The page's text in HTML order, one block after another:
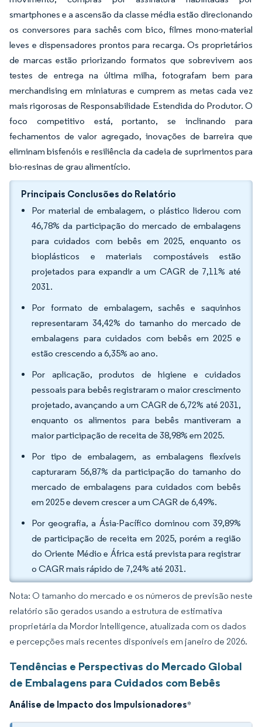
smartphones e a ascensão da classe média estão direcionando
os conversores para sachês com bico, filmes mono-material
leves e dispensadores prontos para recarga. Os proprietários
de marcas estão priorizando formatos que sobrevivem aos
testes de entrega na última milha, fotografam bem para
merchandising em miniaturas e cumprem as metas cada vez
mais rigorosas de Responsabilidade Estendida do Produtor. O
foco competitivo está, portanto, se inclinando para
fechamentos de valor agregado, inovações de barreira que
eliminam bisfenóis e resiliência da cadeia de suprimentos para
bio-resinas de grau alimentício.
Principais Conclusões do Relatório
Por material de embalagem, o plástico liderou com
46,78% da participação do mercado de embalagens
para cuidados com bebês em 2025, enquanto os
bioplásticos e materiais compostáveis estão
projetados para expandir a um CAGR de 7,11% até
2031.
Por formato de embalagem, sachês e saquinhos
representaram 34,42% do tamanho do mercado de
embalagens para cuidados com bebês em 2025 e
estão crescendo a 6,35% ao ano.
Por aplicação, produtos de higiene e cuidados
pessoais para bebês registraram o maior crescimento
projetado, avançando a um CAGR de 6,72% até 2031,
enquanto os alimentos para bebês mantiveram a
maior participação de receita de 38,98% em 2025.
Por tipo de embalagem, as embalagens flexíveis
capturaram 56,87% da participação do tamanho do
mercado de embalagens para cuidados com bebês
em 2025 e devem crescer a um CAGR de 6,49%.
Por geografia, a Ásia-Pacífico dominou com 39,89%
de participação de receita em 2025, porém a região
do Oriente Médio e África está prevista para registrar
o CAGR mais rápido de 7,24% até 2031.
Nota: O tamanho do mercado e os números de previsão neste
relatório são gerados usando a estrutura de estimativa
proprietária da Mordor Intelligence, atualizada com os dados
e percepções mais recentes disponíveis em janeiro de 2026.
Tendências e Perspectivas do Mercado Global
de Embalagens para Cuidados com Bebês
Análise de Impacto dos Impulsionadores*